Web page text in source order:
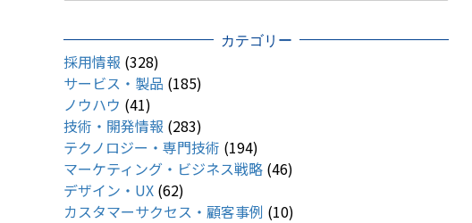
カテゴリー
採用情報 (328)
サービス・製品 (185)
ノウハウ (41)
技術・開発情報 (283)
テクノロジー・専門技術 (194)
マーケティング・ビジネス戦略 (46)
デザイン・UX (62)
カスタマーサクセス・顧客事例 (10)